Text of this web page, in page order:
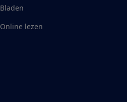
Bladen
Online lezen